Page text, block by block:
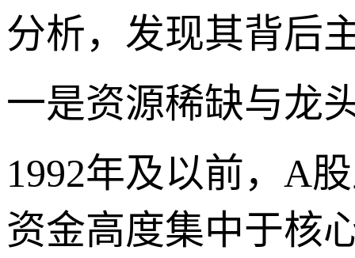
分析，发现其背后
一是资源稀缺与龙
1992年及以前，A
资金高度集中于核